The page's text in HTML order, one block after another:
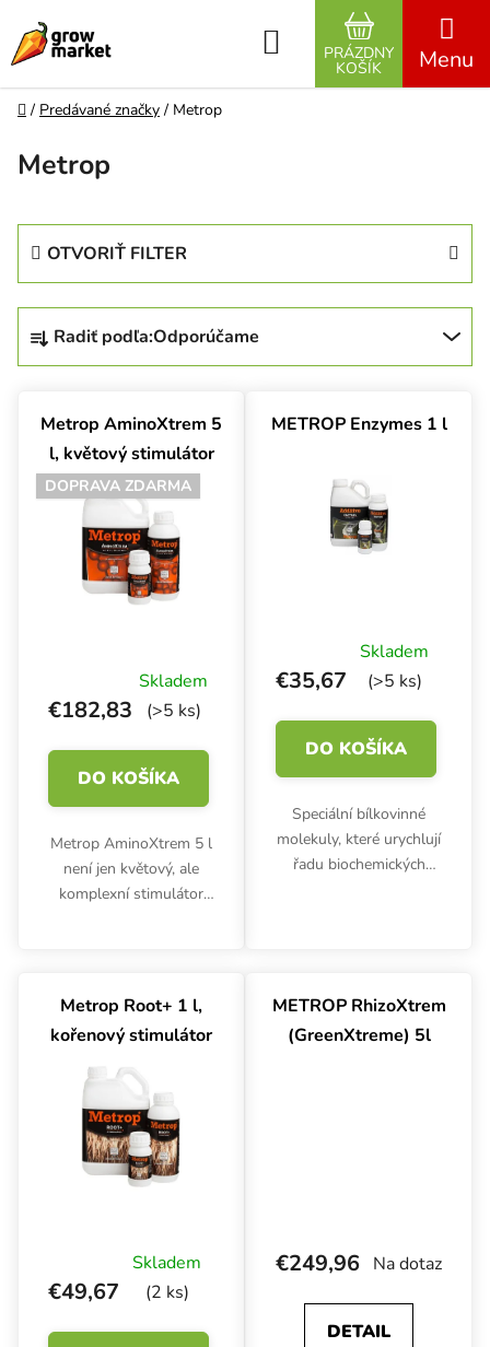
Hľadať
NÁKUPNÝ
PRÁZDNY
KOŠÍK
Domov
/ Predávané značky / Metrop
Metrop
OTVORIŤ FILTER
Radenie produktov
Radiť podľa:Odporúčame
Metrop AminoXtrem 5
l, květový stimulátor
DOPRAVA ZDARMA
Skladem
(>5 ks)
€182,83
DO KOŠÍKA
Metrop AminoXtrem 5 l
není jen květový, ale
komplexní stimulátor
také posiluje odolnost
pro plísním, nemocem,
stresům.
METROP Enzymes 1 l
Skladem
(>5 ks)
€35,67
DO KOŠÍKA
Speciální bílkovinné
molekuly, které urychlují
řadu biochemických
živin...
Metrop Root+ 1 l,
kořenový stimulátor
Skladem
(2 ks)
€49,67
METROP RhizoXtrem
(GreenXtreme) 5l
Na dotaz
€249,96
DETAIL